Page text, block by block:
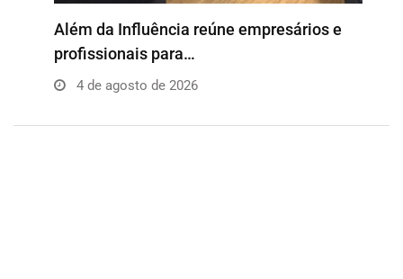
Além da Influência reúne empresários e
profissionais para…
4 de agosto de 2026